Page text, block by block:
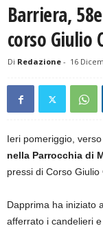
Barriera,
corso Giulio
Di Redazione - 16
Ieri pomeriggio,
nella Parrocchia di
pressi di Corso Giulio
Dapprima ha iniziato
afferrato i candelieri